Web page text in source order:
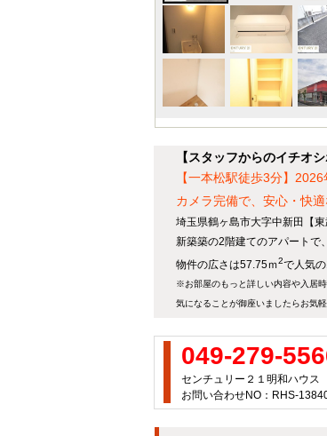
【スタッフからのイチオ
【一本松駅徒歩3分】
カメラ完備で、安心・快
埼玉県鶴ヶ島市大字中新田【
新築築の2階建てのアパートで
物件の広さは57.75ｍ2で人気の
※お部屋のもっと詳しい内容や入居
気になることが御座いましたらお気
049-279-
センチュリー２１明和ハウス
お問い合わせNO：RHS-